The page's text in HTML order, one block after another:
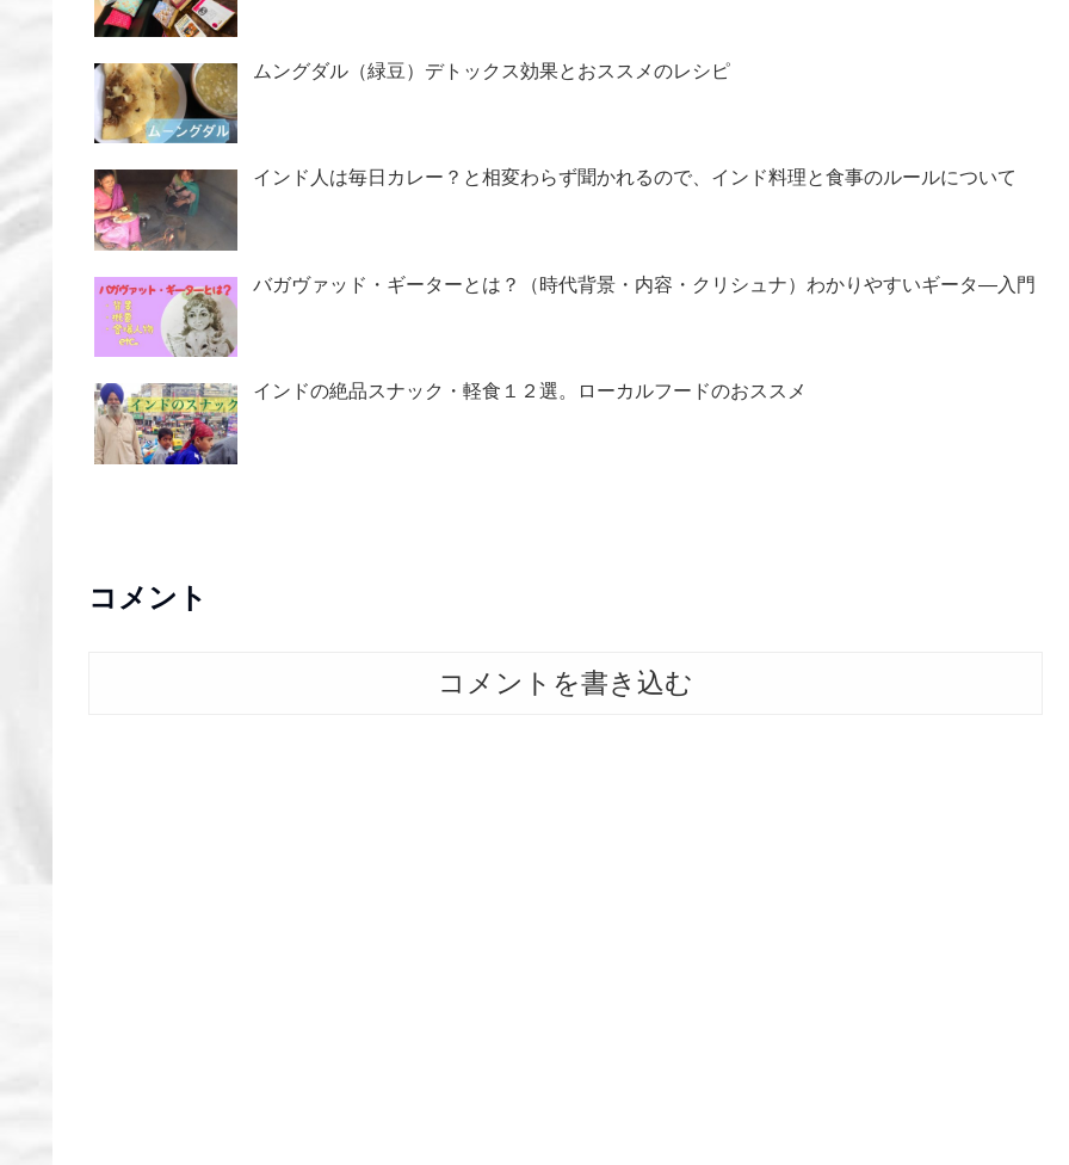
ムングダル（緑豆）デトックス効果とおススメのレシピ
インド人は毎日カレー？と相変わらず聞かれるので、インド料理と食事のルールについて
バガヴァッド・ギーターとは？（時代背景・内容・クリシュナ）わかりやすいギータ―入門
インドの絶品スナック・軽食１２選。ローカルフードのおススメ
コメント
コメントを書き込む